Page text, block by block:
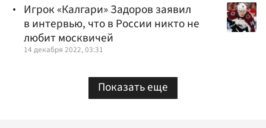
Игрок «Калгари» Задоров заявил
в интервью, что в России никто не
любит москвичей
14 декабря 2022, 03:31
Показать еще